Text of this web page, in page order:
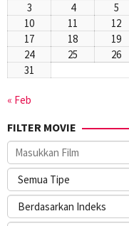
3
4 5
10
11 12
17
18 19
24
25 26
31
« Feb
FILTER MOVIE